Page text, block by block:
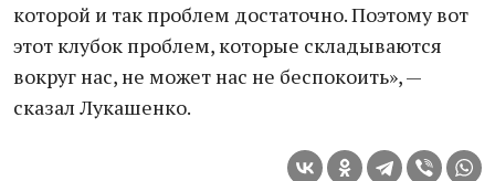
которой и так проблем достаточно. Поэтому вот
этот клубок проблем, которые складываются
вокруг нас, не может нас не беспокоить», —
сказал Лукашенко.